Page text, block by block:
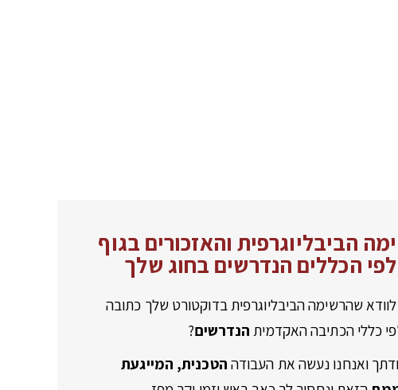
הביבליוגרפית והאזכורים בגוף
הכללים הנדרשים בחוג שלך
שהרשימה הביבליוגרפית בדוקטורט שלך כתובה
כללי הכתיבה האקדמית הנדרשים?
ואנחנו נעשה את העבודה הטכנית, המייגעת